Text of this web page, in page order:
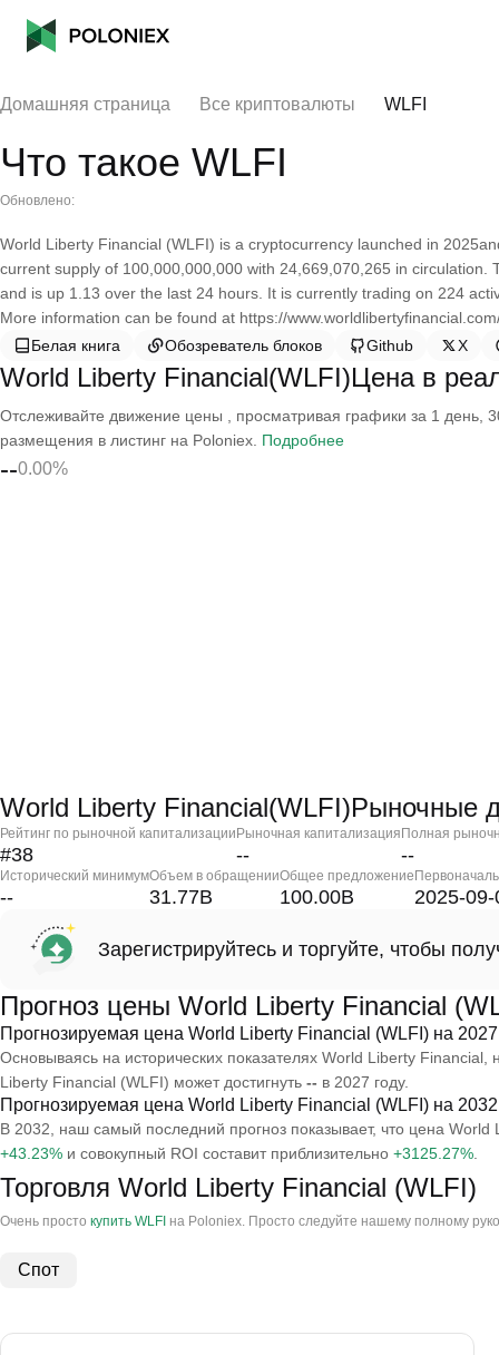
Домашняя страница Все криптовалюты WLFI
Что такое WLFI
Обновлено:
World Liberty Financial (WLFI) is a cryptocurrency launched in
current supply of 100,000,000,000 with 24,669,070,265 in
and is up 1.13 over the last 24 hours. It is currently trading on 224
More information can be found at https://
Белая книга
Обозреватель блоков Github X
World Liberty Financial(WLFI)Цена в
Отслеживайте движение цены , просматривая графики за 1 день,
размещения в листинг на Poloniex. Подробнее
--0.00%
World Liberty Financial(WLFI)Рыночные
Рейтинг по рыночной капитализации
#38
Рыночная капитализация
--
Полная
--
Исторический минимум
--
Объем в обращении
31.77B
Общее предложение
100.00B 2025-09-
Зарегистрируйтесь и торгуйте, чтобы
Прогноз цены World Liberty Financial
Прогнозируемая цена World Liberty Financial (WLFI) на 2027
Основываясь на исторических показателях World Liberty
Liberty Financial (WLFI) может достигнуть -- в 2027 году.
Прогнозируемая цена World Liberty Financial (WLFI) на 2032
В 2032, наш самый последний прогноз показывает, что цена
+43.23% и совокупный ROI составит приблизительно +3125.27%
Торговля World Liberty Financial (WLFI)
Очень просто купить WLFI на Poloniex. Просто следуйте нашему полному
Спот